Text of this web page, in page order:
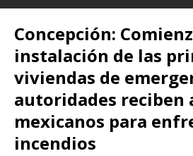
Concepción:
instalación de las
viviendas de
autoridades reciben
mexicanos para
incendios